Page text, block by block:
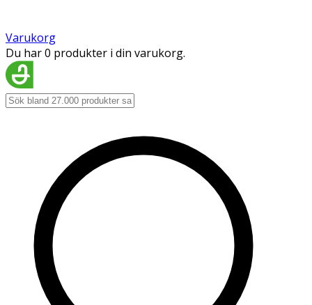
Varukorg
Du har 0 produkter i din varukorg.